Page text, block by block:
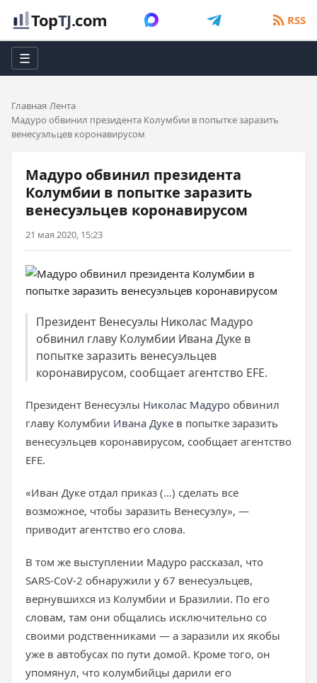
TopTJ.com RSS
☰
Главная Лента
Мадуро обвинил президента Колумбии в попытке заразить
венесуэльцев коронавирусом
Мадуро обвинил президента
Колумбии в попытке заразить
венесуэльцев коронавирусом
21 мая 2020, 15:23
Президент Венесуэлы Николас Мадуро
обвинил главу Колумбии Ивана Дуке в
попытке заразить венесуэльцев
коронавирусом, сообщает агентство EFE.
Президент Венесуэлы Николас Мадуро обвинил
главу Колумбии Ивана Дуке в попытке заразить
венесуэльцев коронавирусом, сообщает агентство
EFE.
«Иван Дуке отдал приказ (...) сделать все
возможное, чтобы заразить Венесуэлу», —
приводит агентство его слова.
В том же выступлении Мадуро рассказал, что
SARS-CoV-2 обнаружили у 67 венесуэльцев,
вернувшихся из Колумбии и Бразилии. По его
словам, там они общались исключительно со
своими родственниками — а заразили их якобы
уже в автобусах по пути домой. Кроме того, он
упомянул, что колумбийцы дарили его